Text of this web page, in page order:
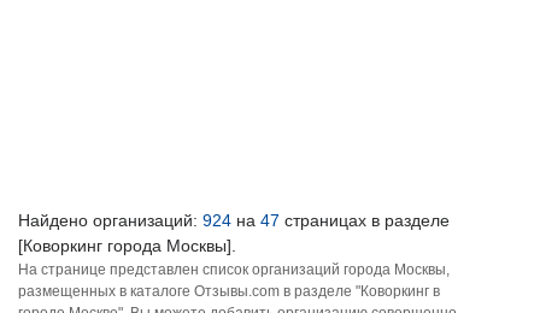
Найдено организаций: 924 на 47 страницах в разделе
[Коворкинг города Москвы].
На странице представлен список организаций города Москвы,
размещенных в каталоге Отзывы.com в разделе "Коворкинг в